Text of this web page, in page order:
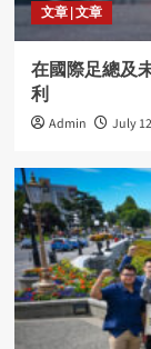
文章 | 文章
在國際足總及
利
Admin July